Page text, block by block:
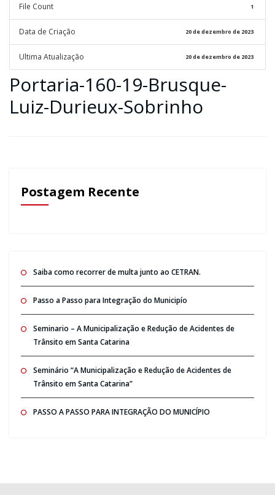
File Count 1
Data de Criação 20 de dezembro de 2023
Ultima Atualização 20 de dezembro de 2023
Portaria-160-19-Brusque-
Luiz-Durieux-Sobrinho
Postagem Recente
Saiba como recorrer de multa junto ao CETRAN.
Passo a Passo para Integração do Municipío
Seminario – A Municipalização e Redução de Acidentes de
Trânsito em Santa Catarina
Seminário “A Municipalização e Redução de Acidentes de
Trânsito em Santa Catarina”
PASSO A PASSO PARA INTEGRAÇÃO DO MUNICÍPIO